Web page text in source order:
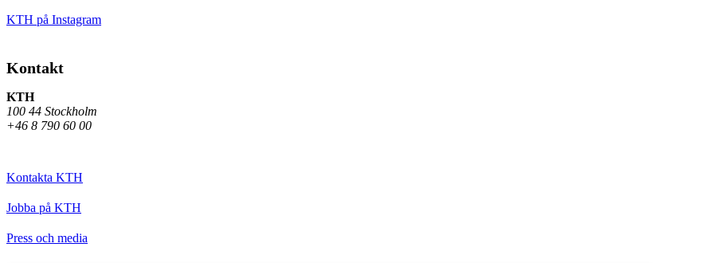
KTH på Instagram
Kontakt
KTH
100 44 Stockholm
+46 8 790 60 00
Kontakta KTH
Jobba på KTH
Press och media